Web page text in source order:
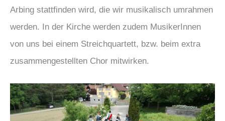
Arbing stattfinden wird, die wir musikalisch umrahmen
werden. In der Kirche werden zudem MusikerInnen
von uns bei einem Streichquartett, bzw. beim extra
zusammengestellten Chor mitwirken.